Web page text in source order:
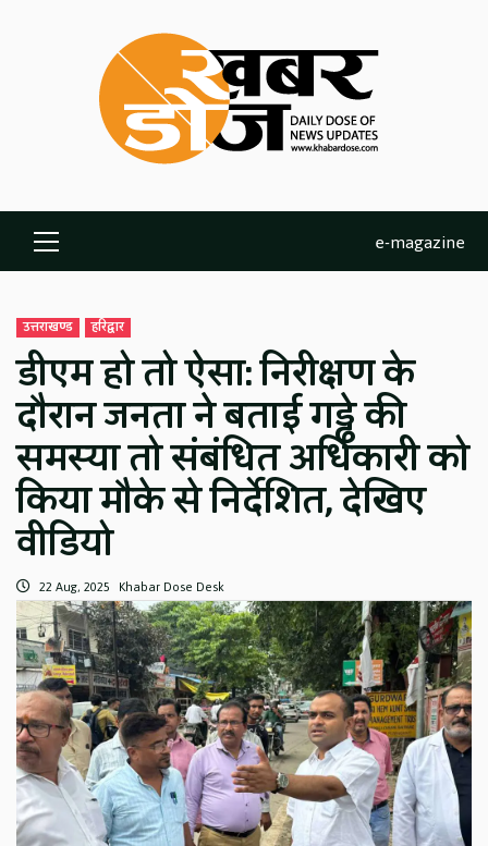
Primary
Menu
e-magazine
उत्तराखण्ड हरिद्वार
डीएम हो तो ऐसा: निरीक्षण के
दौरान जनता ने बताई गड्ढे की
समस्या तो संबंधित अधिकारी को
किया मौके से निर्देशित, देखिए
वीडियो
22 Aug, 2025 Khabar Dose Desk